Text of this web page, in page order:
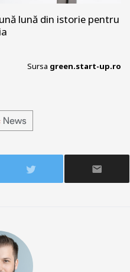
lună din istorie pentru
Sursa green.start-up.ro